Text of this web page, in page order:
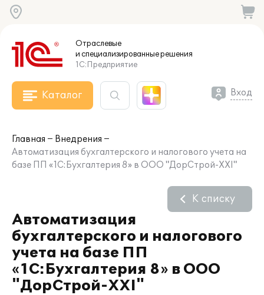
Отраслевые
и специализированныерешения
1С:Предприятие
Каталог Вход
Главная
Внедрения
Автоматизация бухгалтерского и налогового учета на
базе ПП «1С:Бухгалтерия 8» в ООО "ДорСтрой-ХХI"
Автоматизация
бухгалтерского и налогового
учета на базе ПП
«1С:Бухгалтерия 8» в ООО
"ДорСтрой-ХХI"
К списку